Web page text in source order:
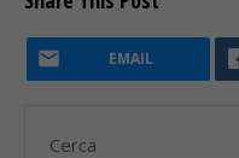
EMAIL
Cerca